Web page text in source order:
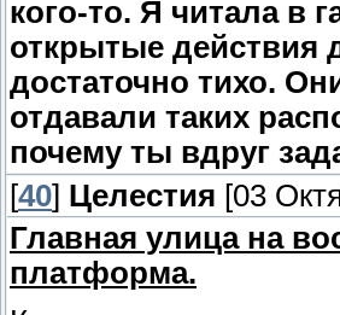
кого-то. Я читала в
открытые действия
достаточно тихо.
отдавали таких
почему ты вдруг
[40] Целестия [03
Главная улица на
платформа.